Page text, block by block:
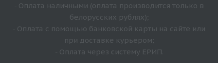
- Оплата наличными (оплата производится только в
белорусских рублях);
- Оплата с помощью банковской карты на сайте или
при доставке курьером;
- Оплата через систему ЕРИП.